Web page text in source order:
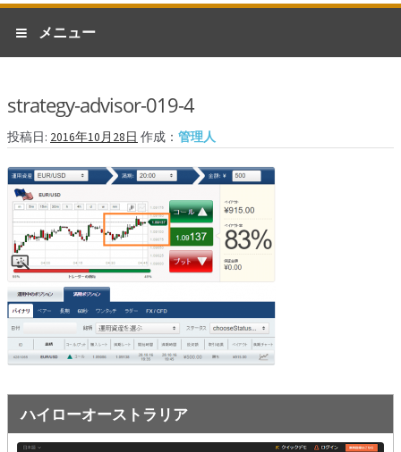
ナ
ビ
ゲ
シ
ン
へ
ス
キ
ッ
プ
コ
ン
テ
ツ
ス
キ
ッ
プ
メニュー
業者一覧
ハイローオーストラリア
オプションビット
ファイブスターズオプション
初心者講座
基本ルール・取引のしかた
トレンドを見極める
逆張りと相場変動のしくみ
strategy-advisor-019-4
投稿日: 2016年10月28日 作成： 管理人
ハイローオーストラリア